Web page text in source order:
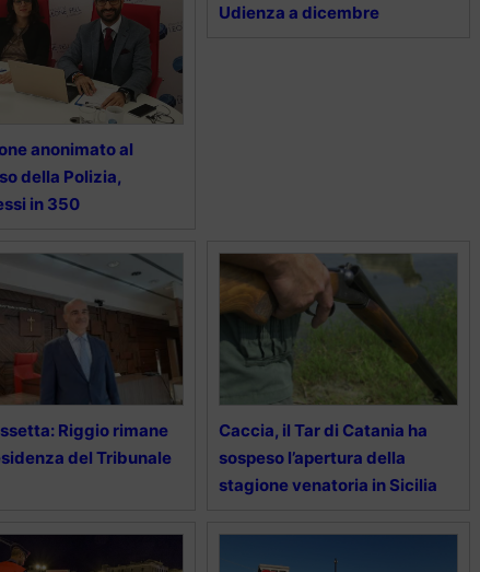
anonimato al
della Polizia,
in 350
Udienza a dicembre
Riggio rimane
del Tribunale
Caccia, il Tar di Catania ha
sospeso l’apertura della
stagione venatoria in Sicilia